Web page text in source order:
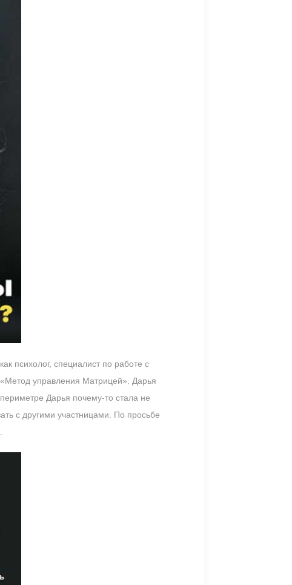
психолог, специалист по работе с
«Метод управления Матрицей». Дарья
Дарья почему-то стала не
с другими участницами. По просьбе